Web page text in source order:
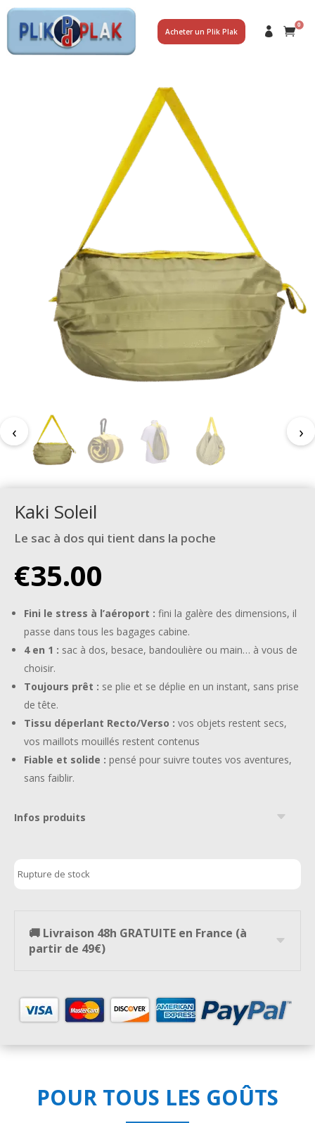
Acheter un Plik Plak
0
Kaki Soleil
Le sac à dos qui tient dans la poche
€35.00
Fini le stress à l’aéroport : fini la galère des dimensions, il
passe dans tous les bagages cabine.
4 en 1 : sac à dos, besace, bandoulière ou main… à vous de
choisir.
Toujours prêt : se plie et se déplie en un instant, sans prise
de tête.
Tissu déperlant Recto/Verso : vos objets restent secs,
vos maillots mouillés restent contenus
Fiable et solide : pensé pour suivre toutes vos aventures,
sans faiblir.
Infos produits
Rupture de stock
🚚 Livraison 48h GRATUITE en France (à
partir de 49€)
POUR TOUS LES GOÛTS